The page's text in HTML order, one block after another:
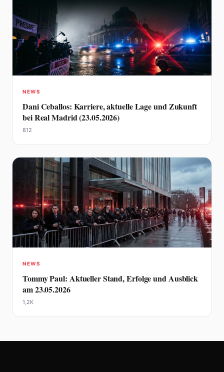
NEWS
Dani Ceballos: Karriere, aktuelle Lage und Zukunft
bei Real Madrid (23.05.2026)
812
NEWS
Tommy Paul: Aktueller Stand, Erfolge und Ausblick
am 23.05.2026
1,2K